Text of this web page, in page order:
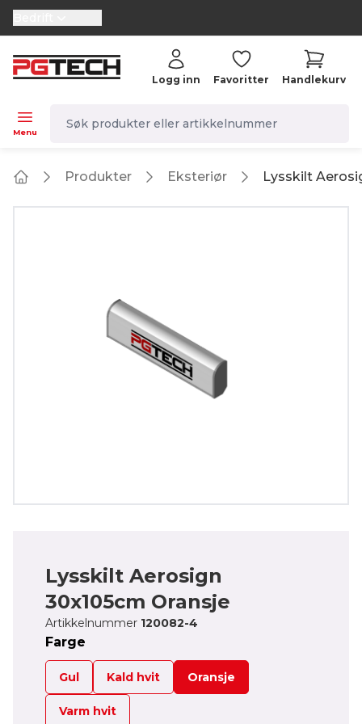
selector.vat
Menu
Logg inn Favoritter Handlekurv
Produkter Eksteriør Lysskilt
Lysskilt Aerosign
30x105cm Oransje
Artikkelnummer 120082-4
Farge
Gul Kald hvit Oransje
Varm hvit